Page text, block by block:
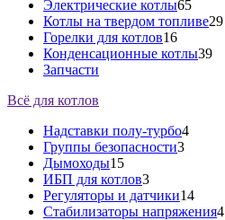
Электрические котлы65
Котлы на твердом топливе29
Горелки для котлов16
Конденсационные котлы39
Запчасти
Всё для котлов
Надставки полу-турбо4
Группы безопасности3
Дымоходы15
ИБП для котлов3
Регуляторы и датчики14
Стабилизаторы напряжения4